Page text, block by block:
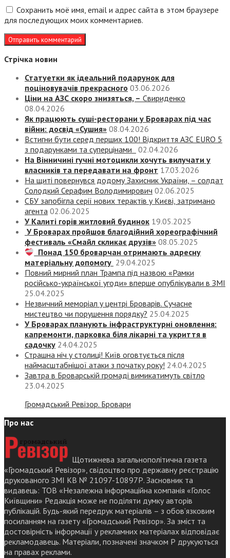
Сохранить моё имя, email и адрес сайта в этом браузере
для последующих моих комментариев.
Стрічка новин
Статуетки як ідеальний подарунок для
поціновувачів прекрасного 03.06.2026
Ціни на АЗС скоро знизяться, – Свириденко
08.04.2026
Як працюють суші-ресторани у Броварах під час
війни: досвід «Сушия» 08.04.2026
Встигни бути серед перших 100! Відкриття АЗС EURO 5
з подарунками та суперцінами
02.04.2026
На Вінничині гучні мотоцикли хочуть вилучати у
власників та передавати на фронт 17.03.2026
На щиті повернувся додому Захисник України, – солдат
Солодкий Серафим Володимирович 02.06.2025
СБУ запобігла серії нових терактів у Києві, затримано
агента 02.06.2025
У Калиті горів житловий будинок 19.05.2025
У Броварах пройшов благодійний хореографічний
фестиваль «Смайл скликає друзів» 08.05.2025
Понад 150 броварчан отримають адресну
матеріальну допомогу 29.04.2025
Повний мирний план Трампа під назвою «‎Рамки
російсько-української угоди» вперше опублікували в ЗМІ
25.04.2025
Незвичний меморіал у центрі Броварів. Сучасне
мистецтво чи порушення порядку? 25.04.2025
У Броварах планують інфраструктурні оновлення:
капремонти, парковка біля лікарні та укриття в
садочку 24.04.2025
Страшна ніч у столиці! Київ оговтується після
наймасштабнішої атаки з початку року! 24.04.2025
Завтра в Броварській громаді вимикатимуть світло
23.04.2025
Громадський Ревізор. Бровари
Про нас
Щотижнева загальнополітична газета
«Громадський Ревізор», свідоцтво про державну реєстрацію
друкованого ЗМІ КВ № 21097-10897Р. Засновник та
видавець: ТОВ «Незалежна інформаційна компанія «Голос
Київщини» Редакція може не поділяти думку авторів
публікацій. Будь-який передрук матеріалів – з обов’язковим
посиланням на газету «Громадський Ревізор». За зміст та
достовірність інформації у рекламних матеріалах відповідає
рекламодавець. Матеріали, позначені значком Р друкуються
на правах реклами.